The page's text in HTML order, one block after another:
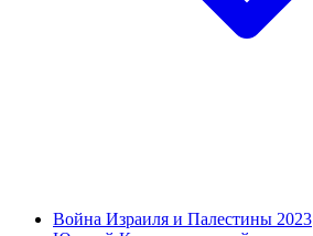
Война Израиля и Палестины 2023